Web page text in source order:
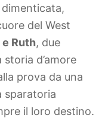
del West
e Ruth, due
d’amore
prova da una
sparatoria
il loro destino.